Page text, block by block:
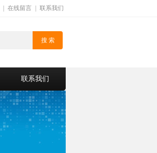
在线留言 联系我们
联系我们